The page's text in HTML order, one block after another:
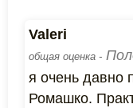
Valeri
общая оценка -
я очень давно
Ромашко.